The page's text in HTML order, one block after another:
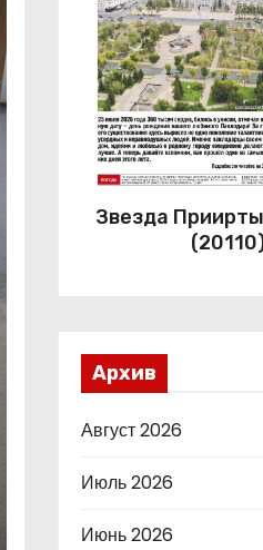
Звезда
Архив
Август 2026
Июль 2026
Июнь 2026